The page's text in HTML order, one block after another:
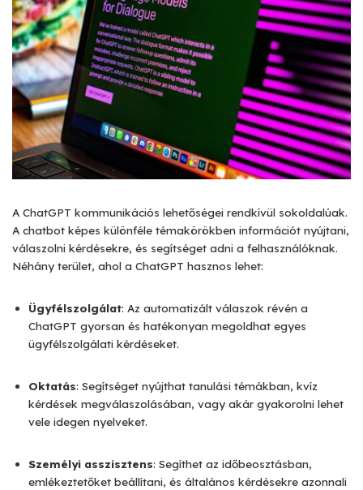
A ChatGPT kommunikációs lehetőségei rendkívül sokoldalúak.
A chatbot képes különféle témakörökben információt nyújtani,
válaszolni kérdésekre, és segítséget adni a felhasználóknak.
Néhány terület, ahol a ChatGPT hasznos lehet:
Ügyfélszolgálat: Az automatizált válaszok révén a
ChatGPT gyorsan és hatékonyan megoldhat egyes
ügyfélszolgálati kérdéseket.
Oktatás: Segítséget nyújthat tanulási témákban, kvíz
kérdések megválaszolásában, vagy akár gyakorolni lehet
vele idegen nyelveket.
Személyi asszisztens: Segíthet az időbeosztásban,
emlékeztetőket beállítani, és általános kérdésekre azonnali